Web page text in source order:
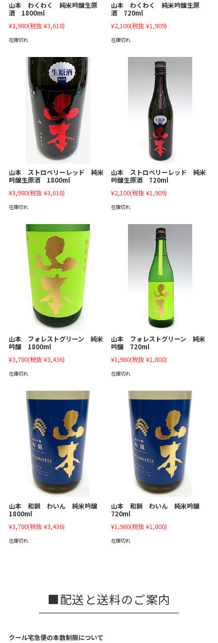
山本 わくわく 純米吟醸生原
酒 1800ml
¥3,980(税抜 ¥3,618)
在庫切れ
山本 わくわく 純米吟醸生原
酒 720ml
¥2,100(税抜 ¥1,909)
在庫切れ
山本 ストロベリーレッド 純米
吟醸生原酒 1800ml
¥3,980(税抜 ¥3,618)
在庫切れ
山本 ストロベリーレッド 純米
吟醸生原酒 720ml
¥2,100(税抜 ¥1,909)
在庫切れ
山本 フォレストグリーン 純米
吟醸 1800ml
¥3,780(税抜 ¥3,436)
在庫切れ
山本 フォレストグリーン 純米
吟醸 720ml
¥1,980(税抜 ¥1,800)
在庫切れ
山本 和韻 わいん 純米吟醸
1800ml
¥3,780(税抜 ¥3,436)
在庫切れ
山本 和韻 わいん 純米吟醸
720ml
¥1,980(税抜 ¥1,800)
在庫切れ
配送と送料のご案内
クール宅急便の本数制限について